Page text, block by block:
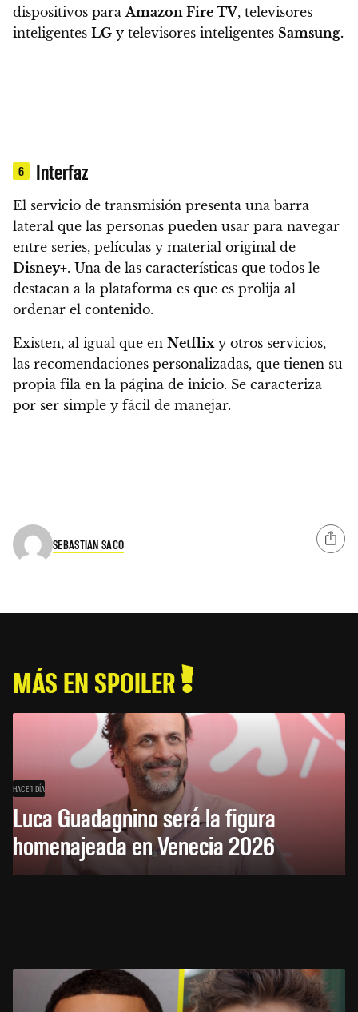
dispositivos para Amazon Fire TV, televisores
inteligentes LG y televisores inteligentes Samsung.
6 Interfaz
El servicio de transmisión presenta una barra
lateral que las personas pueden usar para navegar
entre series, películas y material original de
Disney+. Una de las características que todos le
destacan a la plataforma es que es prolija al
ordenar el contenido.
Existen, al igual que en Netflix y otros servicios,
las recomendaciones personalizadas, que tienen su
propia fila en la página de inicio. Se caracteriza
por ser simple y fácil de manejar.
SEBASTIAN SACO
MÁS EN SPOILER
HACE 1 DÍA
Luca Guadagnino será la figura
homenajeada en Venecia 2026